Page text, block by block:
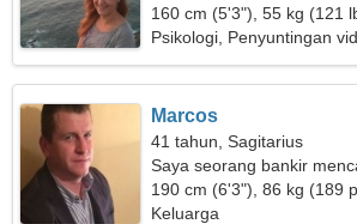
160 cm (5'3"), 55 kg (121
Psikologi, Penyuntingan
Marcos
41 tahun, Sagitarius
Saya seorang bankir
190 cm (6'3"), 86 kg (189
Keluarga